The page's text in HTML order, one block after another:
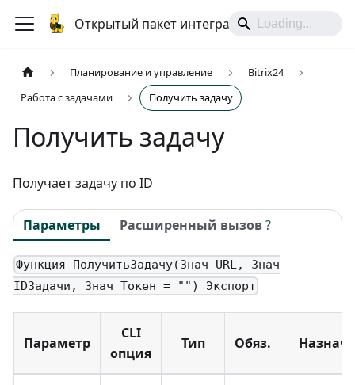
Открытый пакет интеграций
Планирование и управление
Bitrix24
Работа с задачами
Получить задачу
Получить задачу
Получает задачу по ID
Параметры Расширенный вызов?
Функция ПолучитьЗадачу(Знач URL, Знач
IDЗадачи, Знач Токен = "") Экспорт
Параметр
CLI
опция
Тип Обяз.